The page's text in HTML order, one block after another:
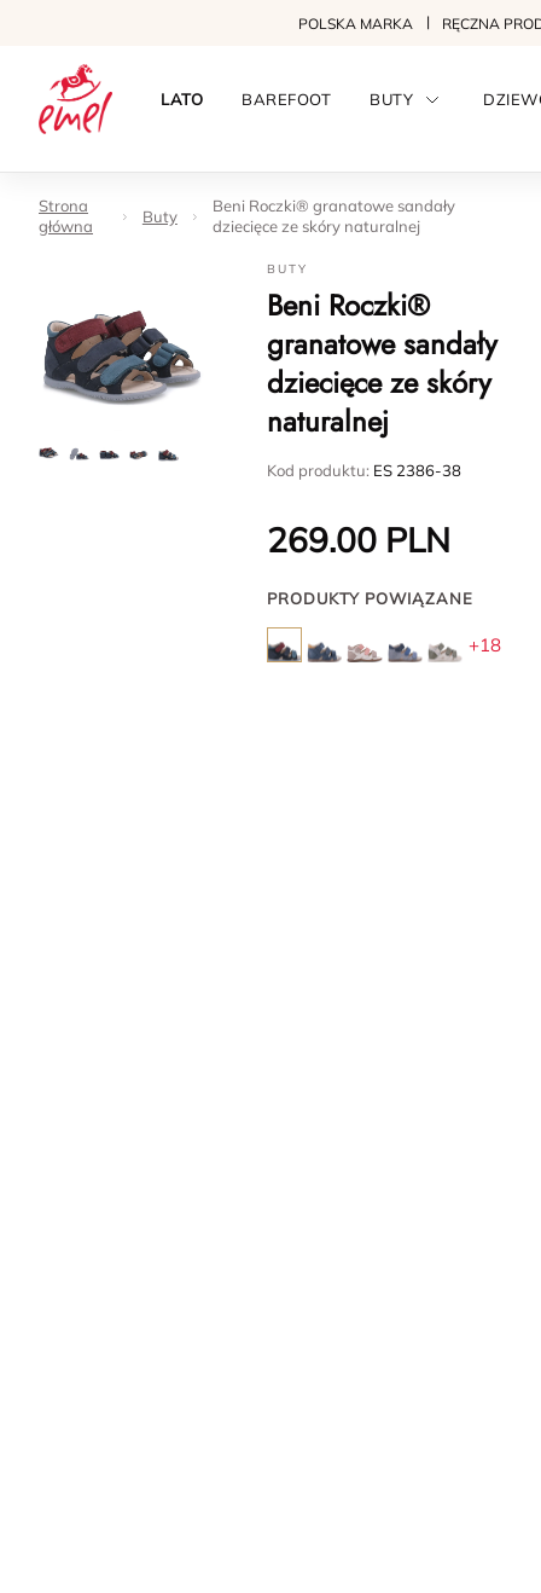
POLSKA MARKA RĘCZNA
LATO BAREFOOT BUTY
Strona
główna
Buty
Beni Roczki® granatowe sandały
dziecięce ze skóry naturalnej
BUTY
Beni Roczki®
granatowe sandały
dziecięce ze skóry
naturalnej
Kod produktu: ES 2386-38
269.00 PLN
PRODUKTY POWIĄZANE
+18